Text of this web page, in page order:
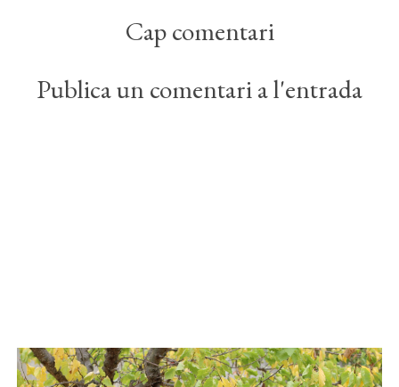
Cap comentari
Publica un comentari a l'entrada